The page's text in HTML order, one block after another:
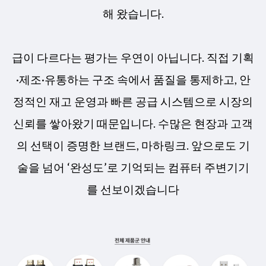
해 왔습니다.
급이 다르다는 평가는 우연이 아닙니다. 직접 기획
·제조·유통하는 구조 속에서 품질을 통제하고, 안
정적인 재고 운영과 빠른 공급 시스템으로 시장의
신뢰를 쌓아왔기 때문입니다. 수많은 현장과 고객
의 선택이 증명한 브랜드, 마하링크. 앞으로도 기
술을 넘어 ‘완성도’로 기억되는 컴퓨터 주변기기
를 선보이겠습니다